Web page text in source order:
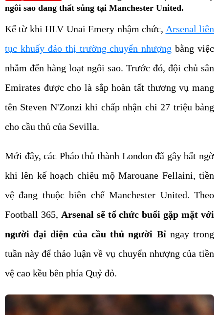
Kể từ khi HLV Unai Emery nhậm chức,Arsenal liên
tục khuấy đảo thị trường chuyển nhượngbằng việc
nhắm đến hàng loạt ngôi sao. Trước đó, đội chủ sân
Emirates được cho là sắp hoàn tất thương vụ mang
tên Steven N'Zonzi khi chấp nhận chi 27 triệu bảng
cho cầu thủ của Sevilla.
khi lên kế hoạch chiêu mộ Marouane Fellaini, tiền
vệ đang thuộc biên chế Manchester United. Theo
Football 365,Arsenal sẽ tổ chức buổi gặp mặt với
người đại diện của cầu thủ người Bỉngay trong
tuần này để thảo luận về vụ chuyển nhượng của tiền
vệ cao kều bên phía Quỷ đỏ.